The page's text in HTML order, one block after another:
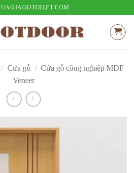
/ Cửa gỗ / Cửa gỗ công nghiệp MDF
Veneer